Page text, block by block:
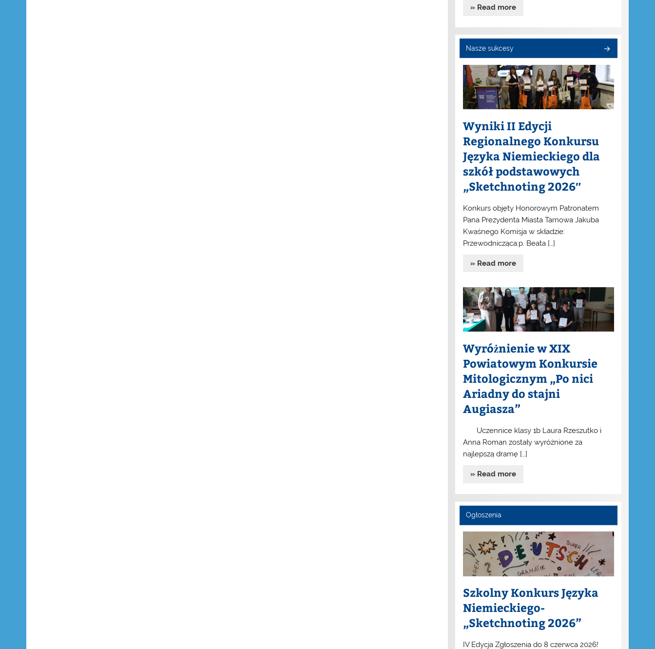
» Read more
Nasze sukcesy
Wyniki II Edycji
Regionalnego Konkursu
Języka Niemieckiego dla
szkół podstawowych
„Sketchnoting 2026″
Konkurs objęty Honorowym Patronatem
Pana Prezydenta Miasta Tarnowa Jakuba
Kwaśnego Komisja w składzie:
Przewodnicząca:p. Beata […]
» Read more
Wyróżnienie w XIX
Powiatowym Konkursie
Mitologicznym „Po nici
Ariadny do stajni
Augiasza”
Uczennice klasy 1b Laura Rzeszutko i
Anna Roman zostały wyróżnione za
najlepszą dramę […]
» Read more
Ogłoszenia
Szkolny Konkurs Języka
Niemieckiego-
„Sketchnoting 2026”
IV Edycja Zgłoszenia do 8 czerwca 2026!